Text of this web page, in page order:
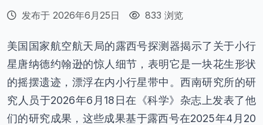
发布于 2026年6月25日 833 浏览
美国国家航空航天局的露西号探测器揭示了关于小行
星唐纳德约翰逊的惊人细节，表明它是一块花生形状
的摇摆遗迹，漂浮在内小行星带中。西南研究所的研
究人员于2026年6月18日在《科学》杂志上发表了他
们的研究成果，这些成果基于露西号在2025年4月20